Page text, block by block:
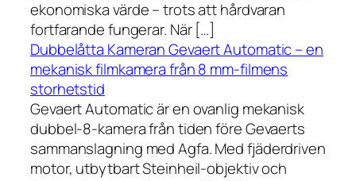
ekonomiska värde – trots att hårdvaran
fortfarande fungerar. När […]
Dubbelåtta Kameran Gevaert Automatic – en
mekanisk filmkamera från 8 mm-filmens
storhetstid
Gevaert Automatic är en ovanlig mekanisk
dubbel-8-kamera från tiden före Gevaerts
sammanslagning med Agfa. Med fjäderdriven
motor, utbytbart Steinheil-objektiv och